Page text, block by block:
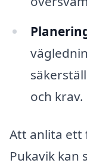
och krav.
Att anlita ett
Pukavik kan